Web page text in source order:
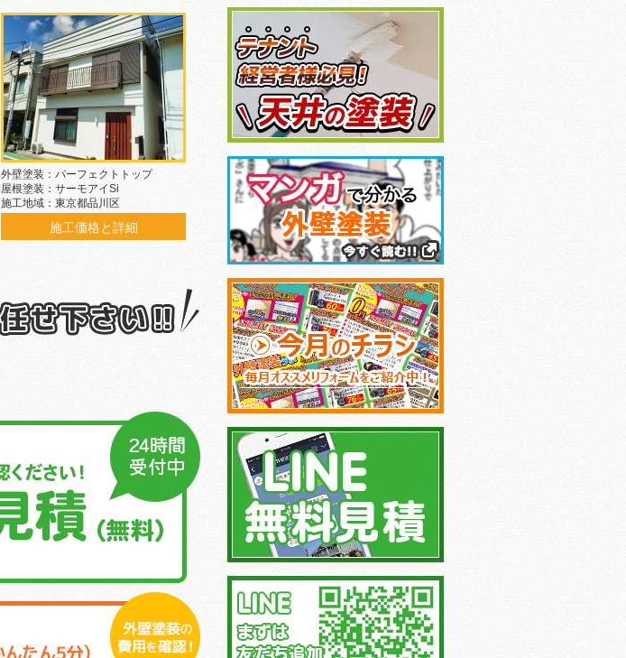
外壁塗装：パーフェクトトップ
屋根塗装：サーモアイSi
施工地域：東京都品川区
施工価格と詳細